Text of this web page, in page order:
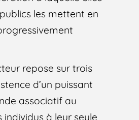
les mettent en
repose sur trois
d’un puissant
associatif au
à leur seule